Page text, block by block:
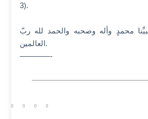
3).
محمدٍ وأله وصحبه والحمد لله ربّ
العالمين.
————-